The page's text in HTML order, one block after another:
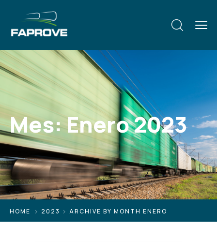
Mes:Enero 2023
HOME 2023 ARCHIVE BY MONTH ENERO